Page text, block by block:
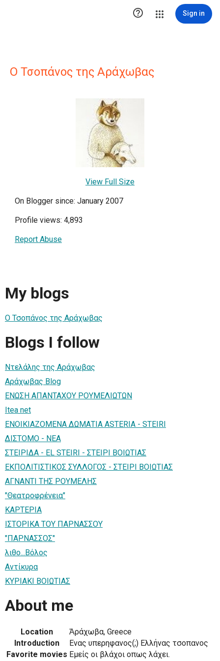
 Sign in
Ο Τσοπάνος της Αράχωβας
View Full Size
On Blogger since: January 2007
Profile views: 4,893
Report Abuse
My blogs
Ο Τσοπάνος της Αράχωβας
Blogs I follow
Ντελάλης της Αράχωβας
Αράχωβας Blog
ENΩΣΗ ΑΠΑΝΤΑΧΟΥ ΡΟΥΜΕΛΙΩΤΩΝ
Itea net
ΕΝΟΙΚΙΑΖΟΜΕΝΑ ΔΩΜΑΤΙΑ ASTERIA - STEIRI
ΔΙΣΤΟΜΟ - ΝΕΑ
ΣΤΕΙΡΙΔΑ - EL STEIRI - ΣΤΕΙΡΙ ΒΟΙΩΤΙΑΣ
ΕΚΠΟΛΙΤΙΣΤΙΚΟΣ ΣΥΛΛΟΓΟΣ - ΣΤΕΙΡΙ ΒΟΙΩΤΙΑΣ
ΑΓΝΑΝΤΙ ΤΗΣ ΡΟΥΜΕΛΗΣ
"Θεατροφρένεια"
KAPTEPIA
ΙΣΤΟΡΙΚΑ ΤΟΥ ΠΑΡΝΑΣΣΟΥ
"ΠΑΡΝΑΣΣΟΣ"
λιθο...Βόλος
Αντίκυρα
ΚΥΡΙΑΚΙ ΒΟΙΩΤΙΑΣ
About me
Location
Ἀράχωβα‎, Greece
Introduction
Ενας υπερηφανος(;) Ελλήνας τσοπανος
Favorite movies Εμείς οι βλάχοι οπως λάχει.